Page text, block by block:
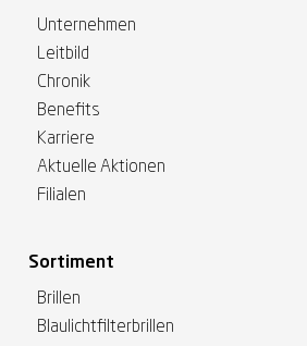
Unternehmen
Leitbild
Chronik
Benefits
Karriere
Aktuelle Aktionen
Filialen
Sortiment
Brillen
Blaulichtfilterbrillen